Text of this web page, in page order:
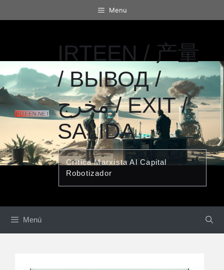
al
Menu
IRTEEN / 产量
/ ВЫВОД /
مخرج / EXIT /
SALIDA
Crítica Marxista Al Capital
Robotizador
Menú